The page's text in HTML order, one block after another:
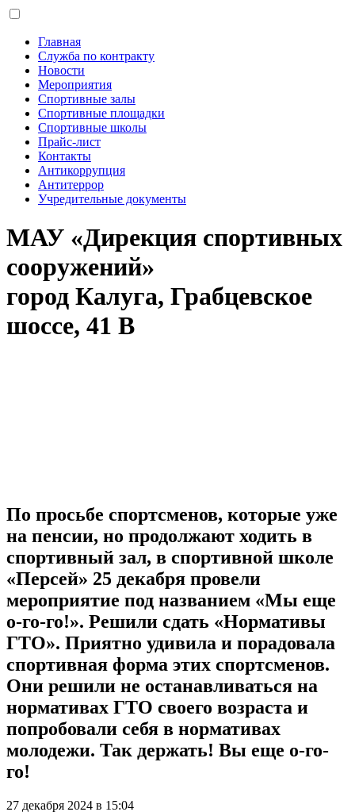
Главная
Служба по контракту
Новости
Мероприятия
Спортивные залы
Спортивные площадки
Спортивные школы
Прайс-лист
Контакты
Антикоррупция
Антитеррор
Учредительные документы
МАУ «Дирекция спортивных
сооружений»
город Калуга, Грабцевское
шоссе, 41 В
По просьбе спортсменов, которые уже
на пенсии, но продолжают ходить в
спортивный зал, в спортивной школе
«Персей» 25 декабря провели
мероприятие под названием «Мы еще
о-го-го!». Решили сдать «Нормативы
ГТО». Приятно удивила и порадовала
спортивная форма этих спортсменов.
Они решили не останавливаться на
нормативах ГТО своего возраста и
попробовали себя в нормативах
молодежи. Так держать! Вы еще о-го-
го!
27 декабря 2024 в 15:04